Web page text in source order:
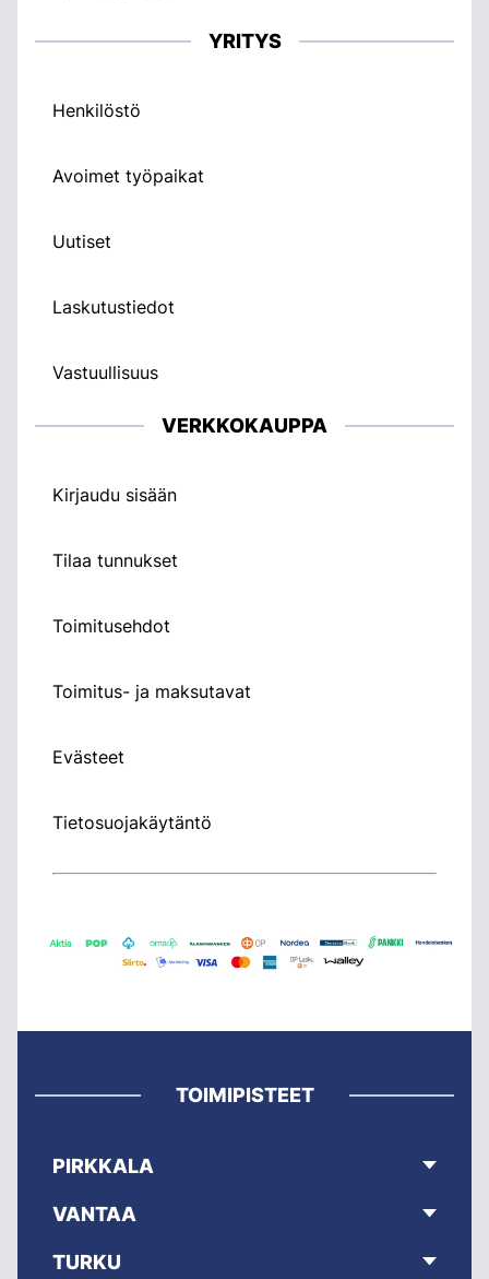
YRITYS
Henkilöstö
Avoimet työpaikat
Uutiset
Laskutustiedot
Vastuullisuus
VERKKOKAUPPA
Kirjaudu sisään
Tilaa tunnukset
Toimitusehdot
Toimitus- ja maksutavat
Evästeet
Tietosuojakäytäntö
TOIMIPISTEET
PIRKKALA
VANTAA
TURKU